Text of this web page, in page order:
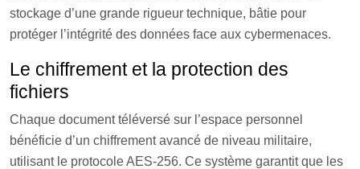
stockage d’une grande rigueur technique, bâtie pour
protéger l’intégrité des données face aux cybermenaces.
Le chiffrement et la protection des
fichiers
Chaque document téléversé sur l’espace personnel
bénéficie d’un chiffrement avancé de niveau militaire,
utilisant le protocole AES-256. Ce système garantit que les